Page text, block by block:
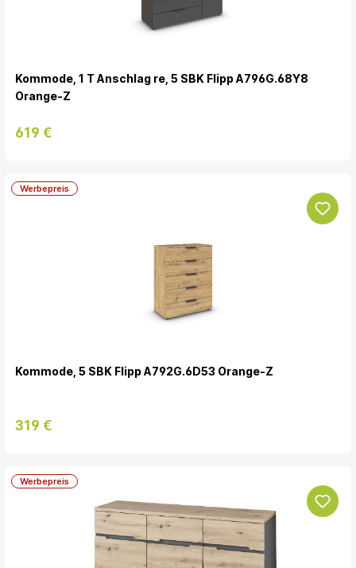
Kommode, 1 T Anschlag re, 5 SBK Flipp A796G.68Y8
Orange-Z
619 €
Werbepreis
Kommode, 5 SBK Flipp A792G.6D53 Orange-Z
319 €
Werbepreis